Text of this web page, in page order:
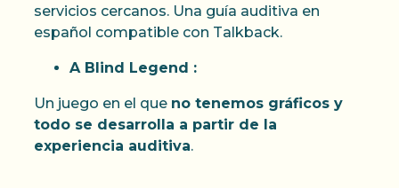
servicios cercanos. Una guía auditiva en
español compatible con Talkback.
A Blind Legend :
Un juego en el que no tenemos gráficos y
todo se desarrolla a partir de la
experiencia auditiva.